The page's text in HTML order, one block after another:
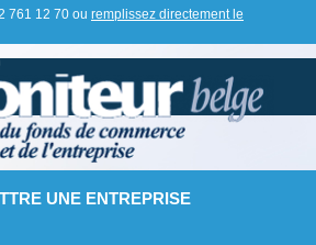
761 12 70 ou remplissez directement le
UNE ENTREPRISE